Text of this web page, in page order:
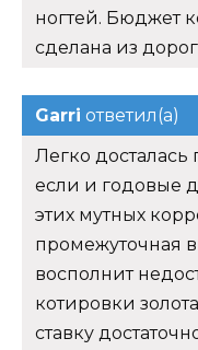
ногтей. Бюджет
сделана из
Garri ответил(а)
Легко
если и годовые
этих мутных
промежуточная
восполнит
котировки
ставку